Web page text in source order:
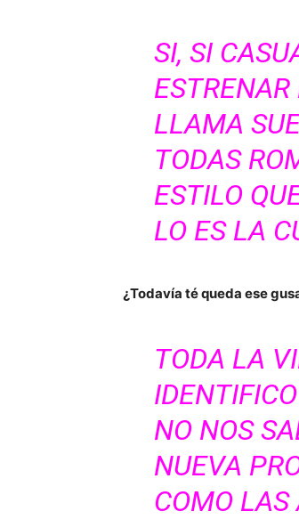
SI, SI
LLAMA
TODAS
ESTILO
LO ES LA
¿Todavía té queda ese
TODA LA
NO NOS
NUEVA
COMO LAS